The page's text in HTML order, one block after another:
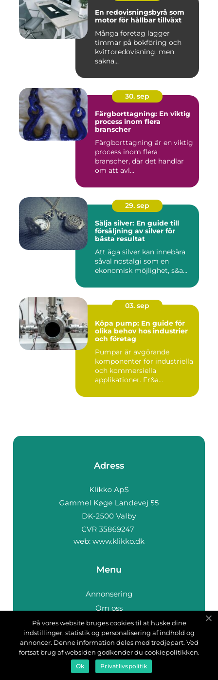
En redovisningsbyrå som
motor för hållbar tillväxt
Många företag lägger
timmar på bokföring och
kvittoredovisning, men
sakna...
30. sep
Färgborttagning: En viktig
process inom flera
branscher
Färgborttagning är en viktig
process inom flera
branscher, där det handlar
om att avl...
29. sep
Sälja silver: En guide till
försäljning av silver för
bästa resultat
Att äga silver kan innebära
såväl nostalgi som en
ekonomisk möjlighet, s&a...
03. sep
Köpa pump: En guide för
olika behov hos industrier
och företag
Pumpar är avgörande
komponenter för industriella
och kommersiella
applikationer. Fr&a...
Adress
web: www.klikko.dk
Menu
Annonsering
Om oss
Cookies
Kontakta oss
Sitemap
På vores website bruges cookies til at huske dine
indstillinger, statistik og personalisering af indhold og
annoncer. Denne information deles med tredjepart. Ved
fortsat brug af websiden godkender du cookiepolitikken.
Ok Privatlivspolitik